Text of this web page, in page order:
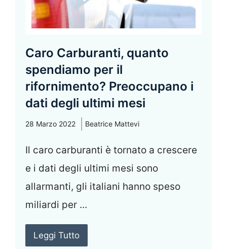
Caro Carburanti, quanto
spendiamo per il
rifornimento? Preoccupano i
dati degli ultimi mesi
28 Marzo 2022 Beatrice Mattevi
Il caro carburanti è tornato a crescere
e i dati degli ultimi mesi sono
allarmanti, gli italiani hanno speso
miliardi per ...
Leggi Tutto